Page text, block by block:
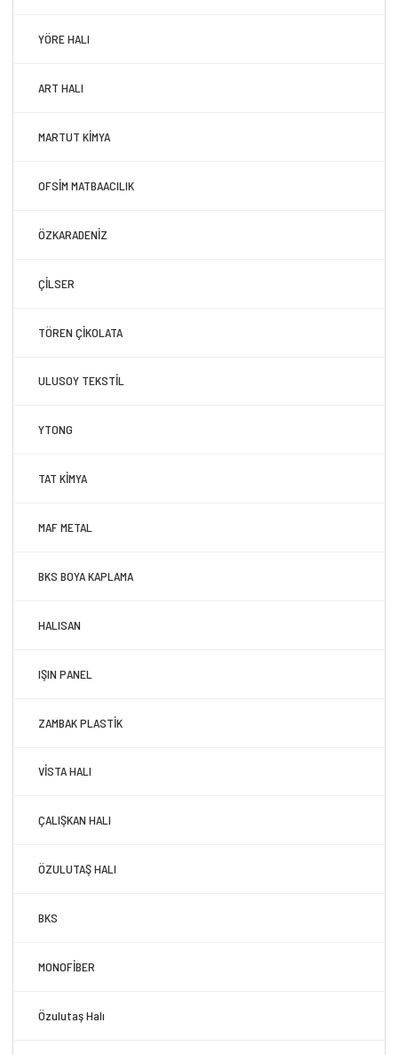
YÖRE HALI
ART HALI
MARTUT KİMYA
OFSİM MATBAACILIK
ÖZKARADENİZ
ÇİLSER
TÖREN ÇİKOLATA
ULUSOY TEKSTİL
YTONG
TAT KİMYA
MAF METAL
BKS BOYA KAPLAMA
HALISAN
IŞIN PANEL
ZAMBAK PLASTİK
VİSTA HALI
ÇALIŞKAN HALI
ÖZULUTAŞ HALI
BKS
MONOFİBER
Özulutaş Halı